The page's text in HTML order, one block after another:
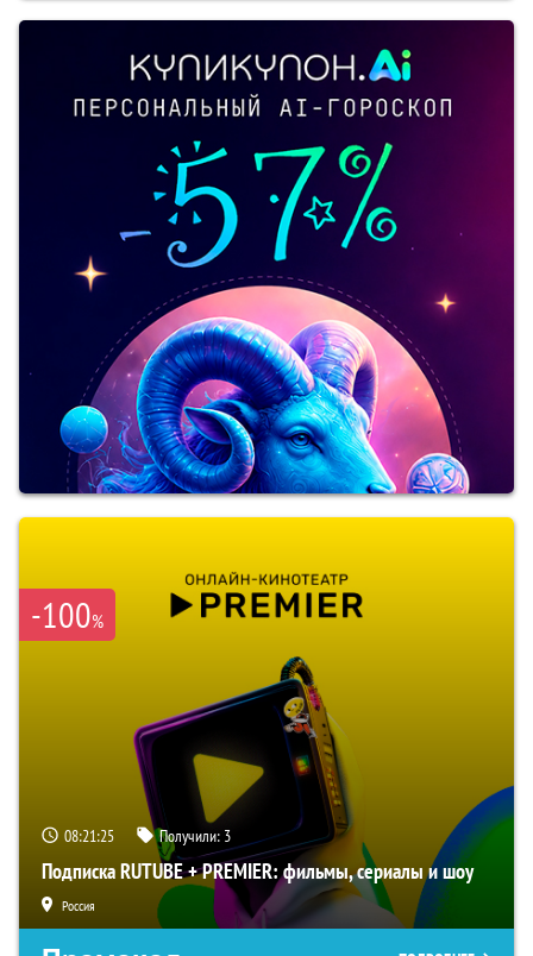
-100%
08:21:23 Получили: 3
Подписка RUTUBE + PREMIER: фильмы, сериалы и шоу
Россия